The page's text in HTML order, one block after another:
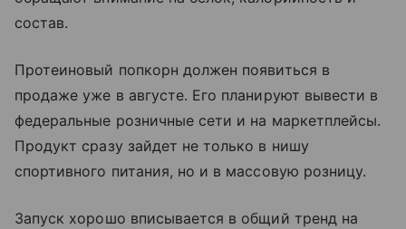
состав.
Протеиновый попкорн должен появиться в
продаже уже в августе. Его планируют вывести в
федеральные розничные сети и на маркетплейсы.
Продукт сразу зайдет не только в нишу
спортивного питания, но и в массовую розницу.
Запуск хорошо вписывается в общий тренд на